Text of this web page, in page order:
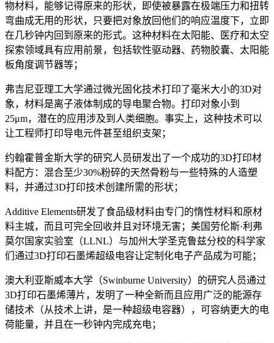
物材料，能够记得原来的形状，即使被暴露在极端压力和扭转
弯曲成无用的形状，只要把对象放回他们的响应温度下，立即
在几秒钟内回到原来的形式。这种材料在太阳能、医疗和太空
探索领域具有应用前景，包括软性驱动器、药物胶囊、太阳能
板角度调节器等；
弗吉尼亚理工大学通过微光固化技术打印了毫米大小的3D对
象，材料是离子液体制成的导电聚合物。打印对象小到
25μm，潜在的应用涉及到人类细胞。事实上，这种技术可以
让工程师打印导电元件甚至组织支架；
约翰霍普金斯大学的研究人员研发出了一个成功的3D打印材
料配方：混合至少30%粉碎的天然骨粉与一些特殊的人造塑
料，并通过3D打印技术创建所需的形状；
Additive Elements研发了食品级材料由专门的惰性材料和原材
料主城，而且可完全回收并且对环境无害；美国劳伦斯·利弗
莫尔国家实验室（LLNL）与加州大学圣克鲁兹分校的科学家
们通过3D打印石墨烯超级电容让定制化电子产品成为可能；
澳大利亚斯威本大学（Swinburne University）的研究人员通过
3D打印石墨烯薄片，发明了一种全新而且应用广泛的能源存
储技术（从技术上讲，是一种超级电容器），可容纳更大的电
荷能量，并且在一秒钟内完成充电；